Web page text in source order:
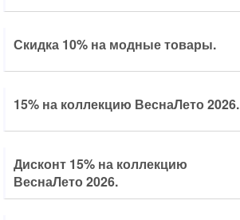
Скидка 10% на модные товары.
15% на коллекцию ВеснаЛето 2026.
Дисконт 15% на коллекцию
ВеснаЛето 2026.